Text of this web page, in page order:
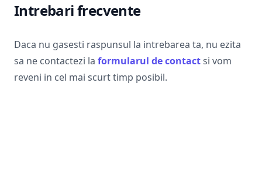
Intrebari frecvente
Daca nu gasesti raspunsul la intrebarea ta, nu ezita
sa ne contactezi la formularul de contactsi vom
reveni in cel mai scurt timp posibil.